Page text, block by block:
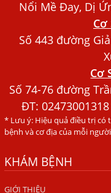
Nghiên Cứu Khoa
Xét Nghiệm Giun
Người Đàn Ông Phát
Tháng Mới Tìm Ra
Đau Mắt Đỏ, Nguyên
HÀ NỘI – PHÁT BAN
Ăn hải sản sống, coi
TỔNG QUAN VỀ KÉM
Nổi Mề Đay, Dị
Cơ
Số 443 đường
Cơ
Số 74-76 đường
ĐT:02473001318
* Lưu ý: Hiệu quả điều trị có
bệnh và cơ địa của mỗi người
KHÁM BỆNH
GIỚI THIỆU